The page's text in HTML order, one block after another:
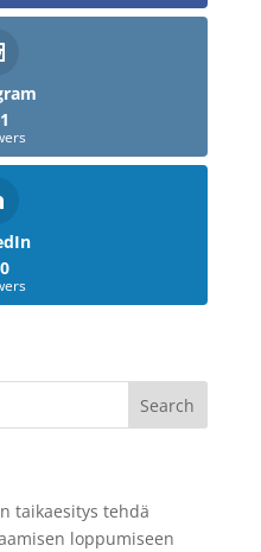
taikaesitys tehdä
loppumiseen